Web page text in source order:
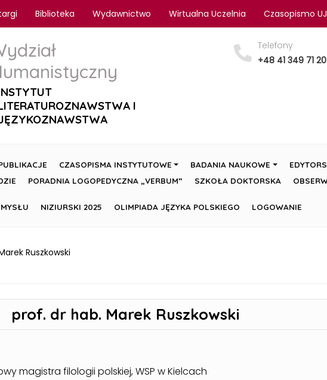
Biblioteka Wydawnictwo Wirtualna Uczelnia Czasopismo
I
Telefony
+48 41 349 71
CZASOPISMA INSTYTUTOWE BADANIA NAUKOWE
PORADNIA LOGOPEDYCZNA „VERBUM” SZKOŁA DOKTORSKA
NIZIURSKI 2025 OLIMPIADA JĘZYKA POLSKIEGO LOGOWANIE
Ruszkowski
prof. dr hab. Marek Ruszkowski
magistra filologii polskiej, WSP w Kielcach